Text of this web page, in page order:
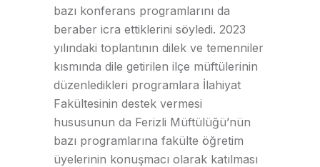
bazı konferans programlarını da
beraber icra ettiklerini söyledi. 2023
yılındaki toplantının dilek ve temenniler
kısmında dile getirilen ilçe müftülerinin
düzenledikleri programlara İlahiyat
Fakültesinin destek vermesi
hususunun da Ferizli Müftülüğü’nün
bazı programlarına fakülte öğretim
üyelerinin konuşmacı olarak katılması